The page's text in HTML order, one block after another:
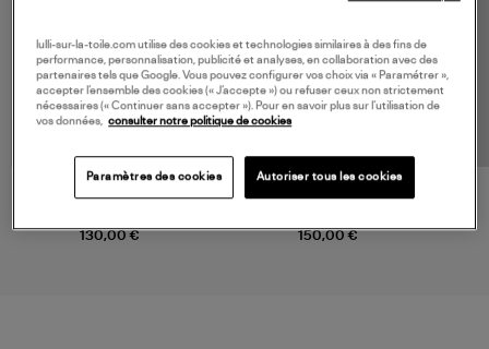
130,00 €
ADIDAS
Asian Pack
150,00 €
SAMSOE SAMSOE
Blue
lulli-sur-la-toile.com utilise des cookies et technologies similaires à des fins de
performance, personnalisation, publicité et analyses, en collaboration avec des
partenaires tels que Google. Vous pouvez configurer vos choix via « Paramétrer »,
accepter l’ensemble des cookies (« J’accepte ») ou refuser ceux non strictement
nécessaires (« Continuer sans accepter »). Pour en savoir plus sur l’utilisation de
vos données, consulter notre politique de cookies
Paramètres des cookies Autoriser tous les cookies